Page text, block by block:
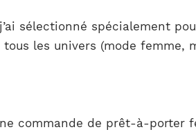
sélectionné spécialement
tous les univers (mode femme,
commande de prêt-à-